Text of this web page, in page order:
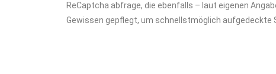
ReCaptcha abfrage, die ebenfalls – laut eigenen
Gewissen gepflegt, um schnellstmöglich aufgedeckte